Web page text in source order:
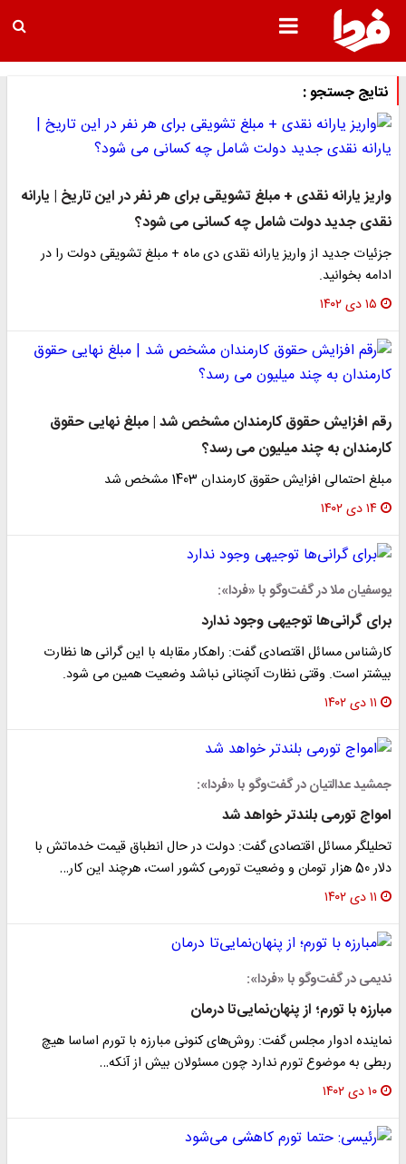
نتایج جستجو :
واریز یارانه نقدی + مبلغ تشویقی برای هر نفر در این تاریخ | یارانه
نقدی جدید دولت شامل چه کسانی می شود؟
جزئیات جدید از واریز یارانه نقدی دی ماه + مبلغ تشویقی دولت را در
ادامه بخوانید.
۱۵ دی ۱۴۰۲
رقم افزایش حقوق کارمندان مشخص شد | مبلغ نهایی حقوق
کارمندان به چند میلیون می رسد؟
مبلغ احتمالی افزایش حقوق کارمندان 1403 مشخص شد
۱۴ دی ۱۴۰۲
یوسفیان ملا در گفت‌وگو با «فردا»:
برای گرانی‌ها توجیهی وجود ندارد
کارشناس مسائل اقتصادی گفت: راهکار مقابله با این گرانی ها نظارت
بیشتر است. وقتی نظارت آنچنانی نباشد وضعیت همین می شود.
۱۱ دی ۱۴۰۲
جمشید عدالتیان در گفت‌وگو با «فردا»:
امواج تورمی بلندتر خواهد شد
تحلیلگر مسائل اقتصادی گفت: دولت در حال انطباق قیمت خدماتش با
دلار 50 هزار تومان و وضعیت تورمی کشور است، هرچند این کار…
۱۱ دی ۱۴۰۲
ندیمی در گفت‌وگو با «فردا»:
مبارزه با تورم؛ از پنهان‌نمایی‌تا درمان
نماینده ادوار مجلس گفت: روش‌های کنونی مبارزه با تورم اساسا هیچ
ربطی به موضوع تورم ندارد چون مسئولان بیش از آنکه…
۱۰ دی ۱۴۰۲